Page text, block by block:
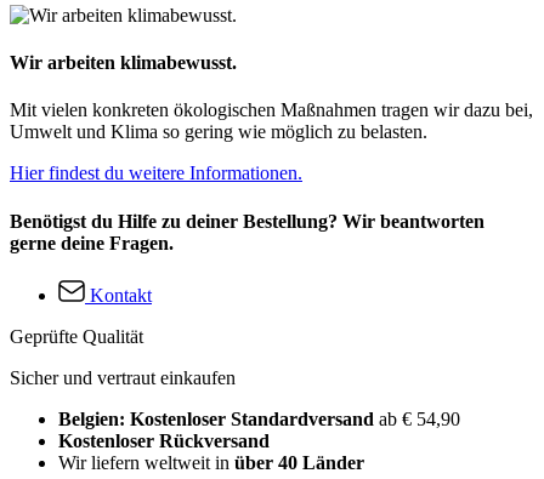
Wir arbeiten klimabewusst.
Mit vielen konkreten ökologischen Maßnahmen tragen wir dazu bei,
Umwelt und Klima so gering wie möglich zu belasten.
Hier findest du weitere Informationen.
Benötigst du Hilfe zu deiner Bestellung? Wir beantworten
gerne deine Fragen.
Kontakt
Geprüfte Qualität
Sicher und vertraut einkaufen
Belgien: Kostenloser Standardversand ab € 54,90
Kostenloser Rückversand
Wir liefern weltweit in über 40 Länder